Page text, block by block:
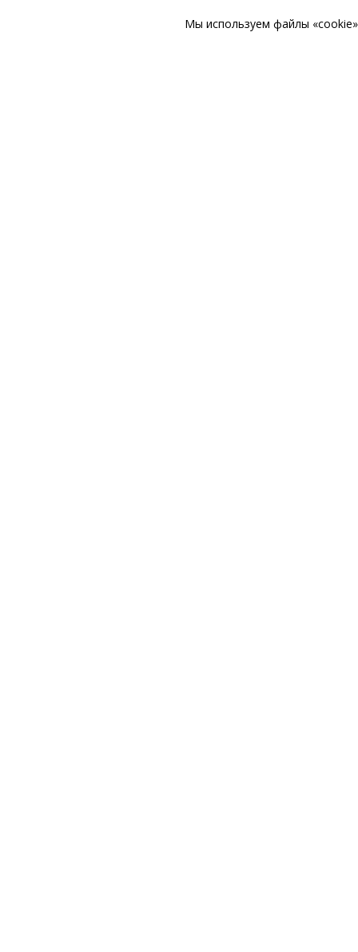
Мы используем файлы «cookie»